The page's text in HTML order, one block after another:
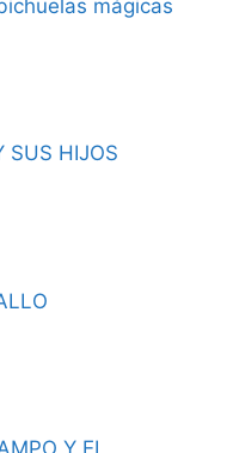
mágicas
SUS HIJOS